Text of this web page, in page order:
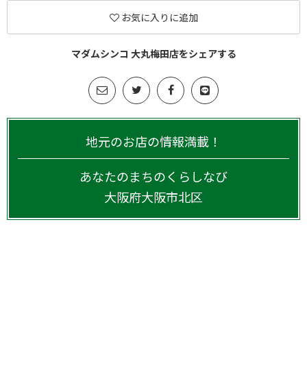
お気に入りに追加
マダムシンコ 大丸梅田店をシェアする
地元のお店の情報満載！
あなたのまちのくらしなび
大阪府大阪市北区